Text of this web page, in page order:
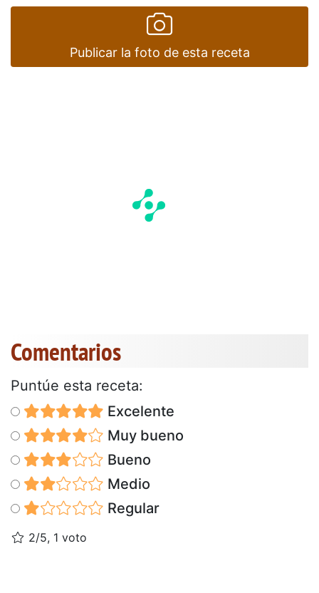
Publicar la foto de esta receta
Comentarios
Puntúe esta receta:
Excelente
Muy bueno
Bueno
Medio
Regular
2/5, 1 voto